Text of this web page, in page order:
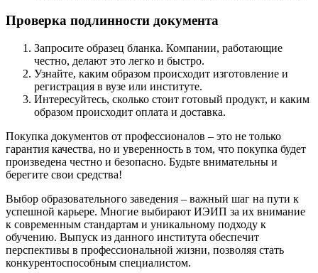
Проверка подлинности документа
Запросите образец бланка. Компании, работающие
честно, делают это легко и быстро.
Узнайте, каким образом происходит изготовление и
регистрация в вузе или институте.
Интересуйтесь, сколько стоит готовый продукт, и каким
образом происходит оплата и доставка.
Покупка документов от профессионалов – это не только
гарантия качества, но и уверенность в том, что покупка будет
произведена честно и безопасно. Будьте внимательны и
берегите свои средства!
Выбор образовательного заведения – важный шаг на пути к
успешной карьере. Многие выбирают ИЭИП за их внимание
к современным стандартам и уникальному подходу к
обучению. Выпуск из данного института обеспечит
перспективы в профессиональной жизни, позволяя стать
конкурентоспособным специалистом.